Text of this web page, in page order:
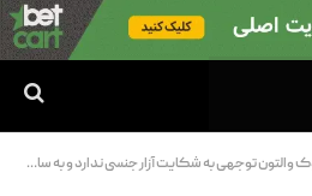
والتون توجهی به شکایت آزار جنسی ندارد و به ساکرامنتو کینگز می‌اندیشد